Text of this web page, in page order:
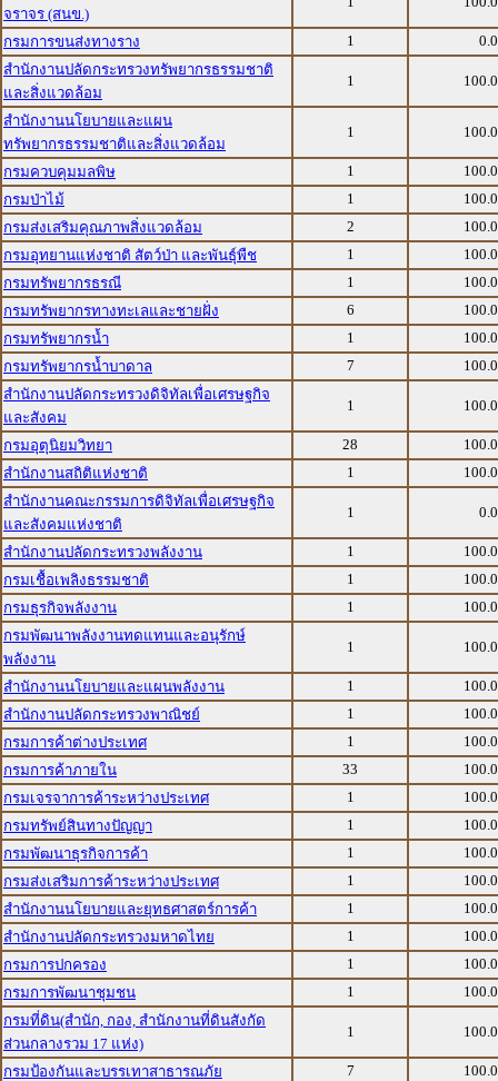
จราจร (สนข.)
กรมการขนส่งทางราง 1
สำนักงานปลัดกระทรวงทรัพยากรธรรมชาติ
และสิ่งแวดล้อม
1
สำนักงานนโยบายและแผน
ทรัพยากรธรรมชาติและสิ่งแวดล้อม
1
กรมควบคุมมลพิษ 1
กรมป่าไม้
1
กรมส่งเสริมคุณภาพสิ่งแวดล้อม
2
กรมอุทยานแห่งชาติ สัตว์ป่า และพันธุ์พืช
1
กรมทรัพยากรธรณี
1
กรมทรัพยากรทางทะเลและชายฝั่ง
6
กรมทรัพยากรน้ำ
1
กรมทรัพยากรน้ำบาดาล
7
สำนักงานปลัดกระทรวงดิจิทัลเพื่อเศรษฐกิจ
และสังคม
1
กรมอุตุนิยมวิทยา 28
สำนักงานสถิติแห่งชาติ
1
สำนักงานคณะกรรมการดิจิทัลเพื่อเศรษฐกิจ
และสังคมแห่งชาติ
1
สำนักงานปลัดกระทรวงพลังงาน 1
กรมเชื้อเพลิงธรรมชาติ
1
กรมธุรกิจพลังงาน
1
กรมพัฒนาพลังงานทดแทนและอนุรักษ์
พลังงาน
1
สำนักงานนโยบายและแผนพลังงาน 1
สำนักงานปลัดกระทรวงพาณิชย์
1
กรมการค้าต่างประเทศ
1
กรมการค้าภายใน
33
กรมเจรจาการค้าระหว่างประเทศ
1
กรมทรัพย์สินทางปัญญา
1
กรมพัฒนาธุรกิจการค้า
1
กรมส่งเสริมการค้าระหว่างประเทศ
1
สำนักงานนโยบายและยุทธศาสตร์การค้า
1
สำนักงานปลัดกระทรวงมหาดไทย
1
กรมการปกครอง
1
กรมการพัฒนาชุมชน
1
กรมที่ดิน(สำนัก, กอง, สำนักงานที่ดินสังกัด
ส่วนกลางรวม 17 แห่ง)
1
กรมป้องกันและบรรเทาสาธารณภัย 7